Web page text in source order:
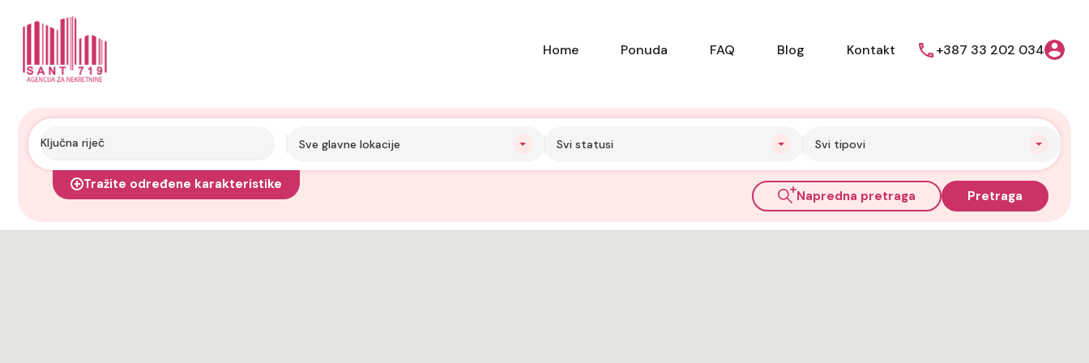
Home Ponuda FAQ Blog Kontakt +387 33 202 034
Sve glavne lokacije Svi statusi Svi tipovi
Tražite određene karakteristike
Napredna pretraga Pretraga